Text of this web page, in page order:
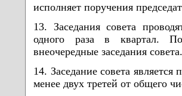
исполняет поручения
13. Заседания совета
одного раза в квартал.
внеочередные заседания совета.
14. Заседание совета
менее двух третей от общего